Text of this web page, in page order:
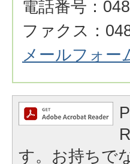
電話番号：
ファクス：
メールフォー
す。お持ちで